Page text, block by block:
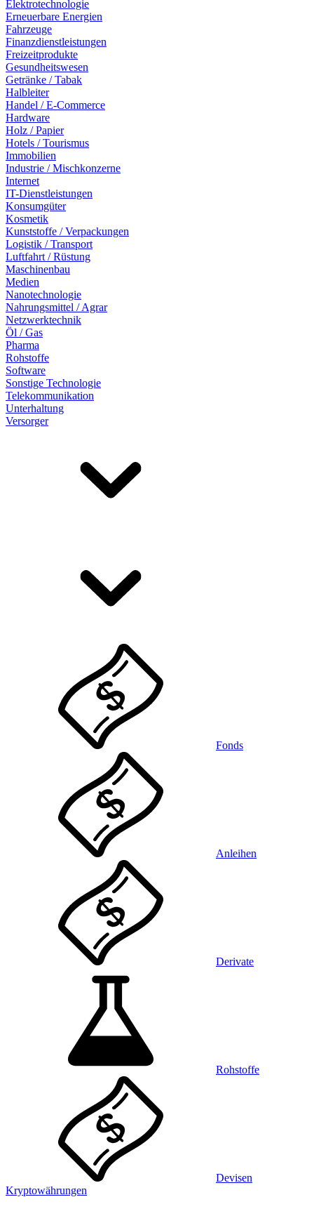
Elektrotechnologie
Erneuerbare Energien
Fahrzeuge
Finanzdienstleistungen
Freizeitprodukte
Gesundheitswesen
Getränke / Tabak
Halbleiter
Handel / E-Commerce
Hardware
Holz / Papier
Hotels / Tourismus
Immobilien
Industrie / Mischkonzerne
Internet
IT-Dienstleistungen
Konsumgüter
Kosmetik
Kunststoffe / Verpackungen
Logistik / Transport
Luftfahrt / Rüstung
Maschinenbau
Medien
Nanotechnologie
Nahrungsmittel / Agrar
Netzwerktechnik
Öl / Gas
Pharma
Rohstoffe
Software
Sonstige Technologie
Telekommunikation
Unterhaltung
Versorger
Fonds
Anleihen
Derivate
Rohstoffe
Devisen
Kryptowährungen